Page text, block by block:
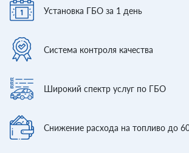
Установка ГБО за 1 день
Система контроля качества
Широкий спектр услуг по ГБО
Снижение расхода на топливо до